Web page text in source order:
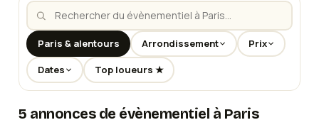
Paris & alentours Arrondissement Prix
Dates Top loueurs ★
5 annonces de évènementiel à Paris